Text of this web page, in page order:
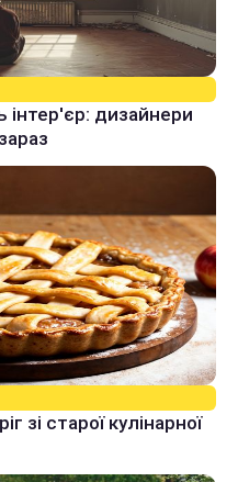
інтер'єр: дизайнери
зі старої кулінарної